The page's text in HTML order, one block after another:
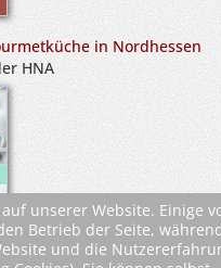
in Nordhessen
HNA
unserer Website. Einige
Betrieb der Seite,
und die